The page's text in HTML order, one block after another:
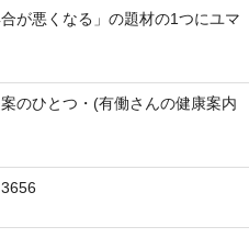
が悪くなる」の題材の1つにユマ
のひとつ・(有働さんの健康案内